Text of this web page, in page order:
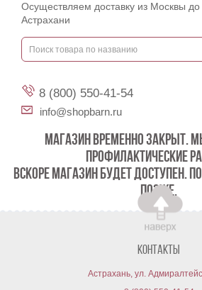
Осуществляем доставку из Москвы до
Астрахани
8 (800) 550-41-54
info@shopbarn.ru
МАГАЗИН ВРЕМЕННО ЗАКРЫТ.
ПРОФИЛАКТИЧЕСКИЕ
ВСКОРЕ МАГАЗИН БУДЕТ ДОСТУПЕН.
ПОЗЖЕ.
Контакты
Астрахань, ул.